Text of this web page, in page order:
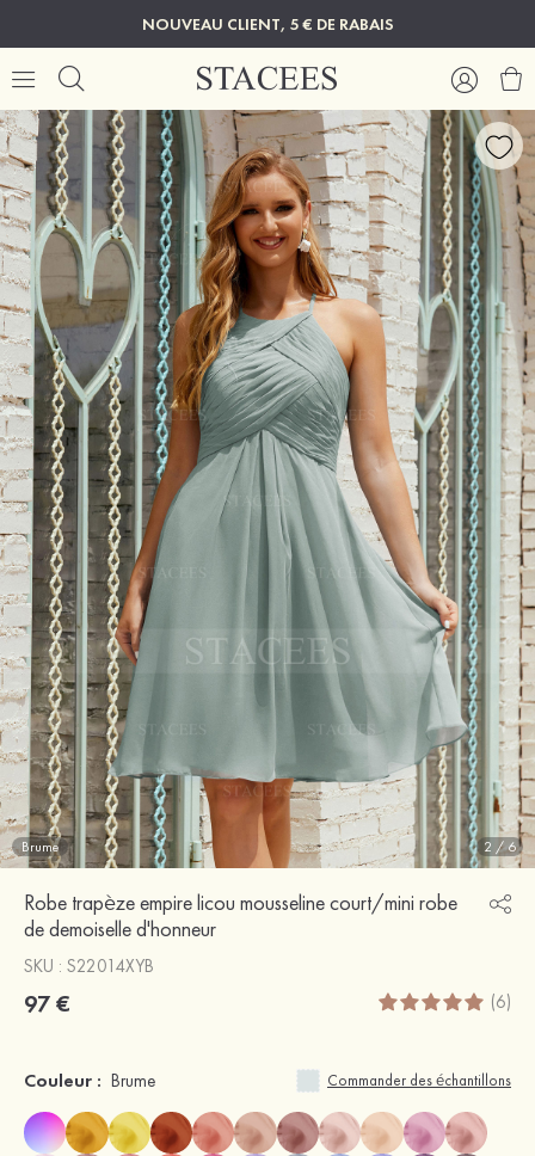
NOUVEAU CLIENT, 5 € DE RABAIS
Brume 2 /6
Robe trapèze empire licou mousseline court/mini robe
de demoiselle d'honneur
SKU : S22014XYB
97 € (6)
Couleur : Brume Commander des échantillons